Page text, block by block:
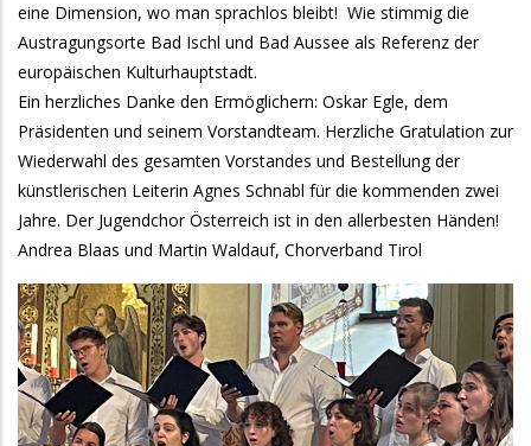
eine Dimension, wo man sprachlos bleibt! Wie stimmig die
Austragungsorte Bad Ischl und Bad Aussee als Referenz der
europäischen Kulturhauptstadt.
Ein herzliches Danke den Ermöglichern: Oskar Egle, dem
Präsidenten und seinem Vorstandteam. Herzliche Gratulation zur
Wiederwahl des gesamten Vorstandes und Bestellung der
künstlerischen Leiterin Agnes Schnabl für die kommenden zwei
Jahre. Der Jugendchor Österreich ist in den allerbesten Händen!
Andrea Blaas und Martin Waldauf, Chorverband Tirol
Galeriebilder